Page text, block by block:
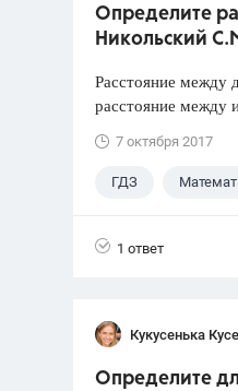
Определите
Никольский
Расстояние между
расстояние между
7 октября 2017
ГДЗ
1 ответ
Кукусенька
Определите